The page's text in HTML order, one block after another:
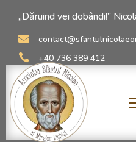
„Dăruind vei dobândi!”

 +40 736 389 412